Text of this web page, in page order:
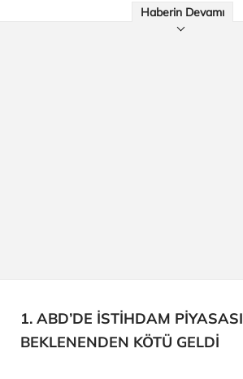
Haberin Devamı
1. ABD’DE İSTİHDAM PİYASASI
BEKLENENDEN KÖTÜ GELDİ